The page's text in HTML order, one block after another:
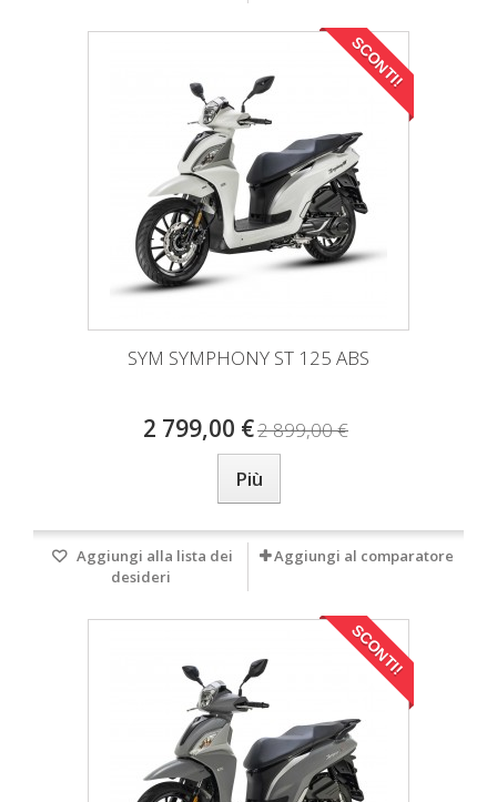
SCONTI!
SYM SYMPHONY ST 125 ABS
2 799,00 €2 899,00 €
Più
Aggiungi alla lista dei
desideri
Aggiungi al comparatore
SCONTI!